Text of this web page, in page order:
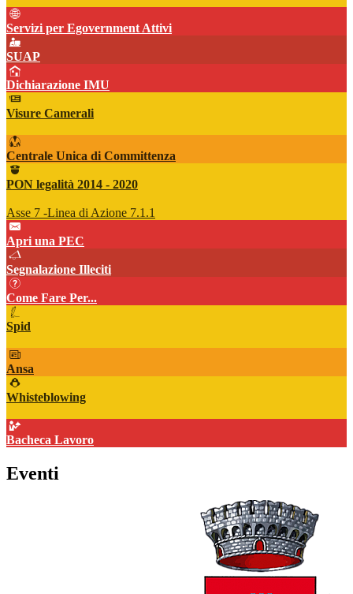
Servizi per Egovernment Attivi
SUAP
Dichiarazione IMU
Visure Camerali
Centrale Unica di Committenza
PON legalità 2014 - 2020
Asse 7 -Linea di Azione 7.1.1
Apri una PEC
Segnalazione Illeciti
Come Fare Per...
Spid
Ansa
Whisteblowing
Bacheca Lavoro
Eventi